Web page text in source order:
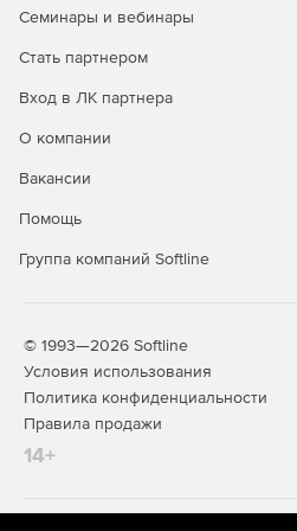
отчётности и подписания
Бухгалтерам и финансистам
юридических документов
ИТ-специалистам —
и настройка корпоративных
ключа
Семинары и вебинары
Стать партнером
Вход в ЛК партнера
О компании
Вакансии
Помощь
Группа компаний Softline
© 1993—2026 Softline
Условия использования
Политика конфиденциальности
Правила продажи
14+